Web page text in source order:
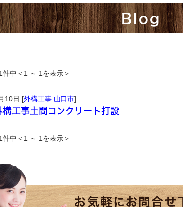
Blog
件中＜1 ～ 1を表示＞
10日 [外構工事 山口市]
構工事土間コンクリート打設
件中＜1 ～ 1を表示＞